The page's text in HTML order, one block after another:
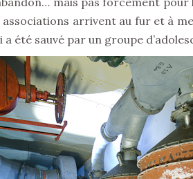
arrivent au fur et à
a été sauvé par un groupe